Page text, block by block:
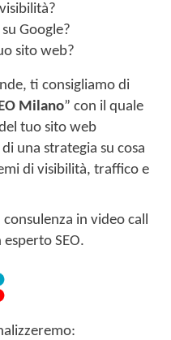
Google?
sito web?
ti consigliamo di
Milano” con il quale
tuo sito web
una strategia su cosa
di visibilità, traffico e
in video call
SEO.